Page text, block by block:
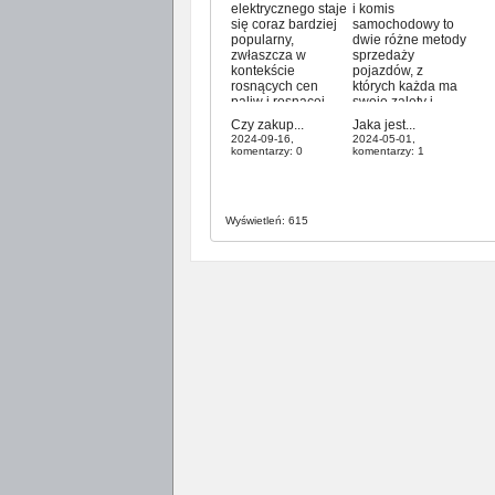
elektrycznego staje
się coraz bardziej
popularny,
zwłaszcza w
kontekście
rosnących cen
paliw i rosnącej
świadomości
ekologicznej.
Jednak dla wielu
dlatego używane
samochody
Czy zakup...
2024-09-16,
komentarzy: 0
i komis
samochodowy to
dwie różne metody
sprzedaży
pojazdów, z
których każda ma
swoje zalety i
wady. Poniżej kilka
kluczowych różnic
między nimi: Model
na zasadzie kupna
Jaka jest...
2024-05-01,
komentarzy: 1
Wyświetleń: 615